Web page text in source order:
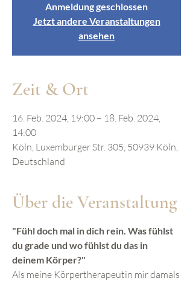
Anmeldung geschlossen
Jetzt andere Veranstaltungen
ansehen
Zeit & Ort
16. Feb. 2024, 19:00 – 18. Feb. 2024,
14:00
Köln, Luxemburger Str. 305, 50939 Köln,
Deutschland
Über die Veranstaltung
"Fühl doch mal in dich rein. Was fühlst
du grade und wo fühlst du das in
deinem Körper?"
Als meine Körpertherapeutin mir damals